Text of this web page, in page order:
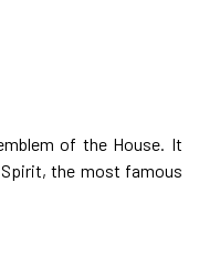
of the House. It
the most famous